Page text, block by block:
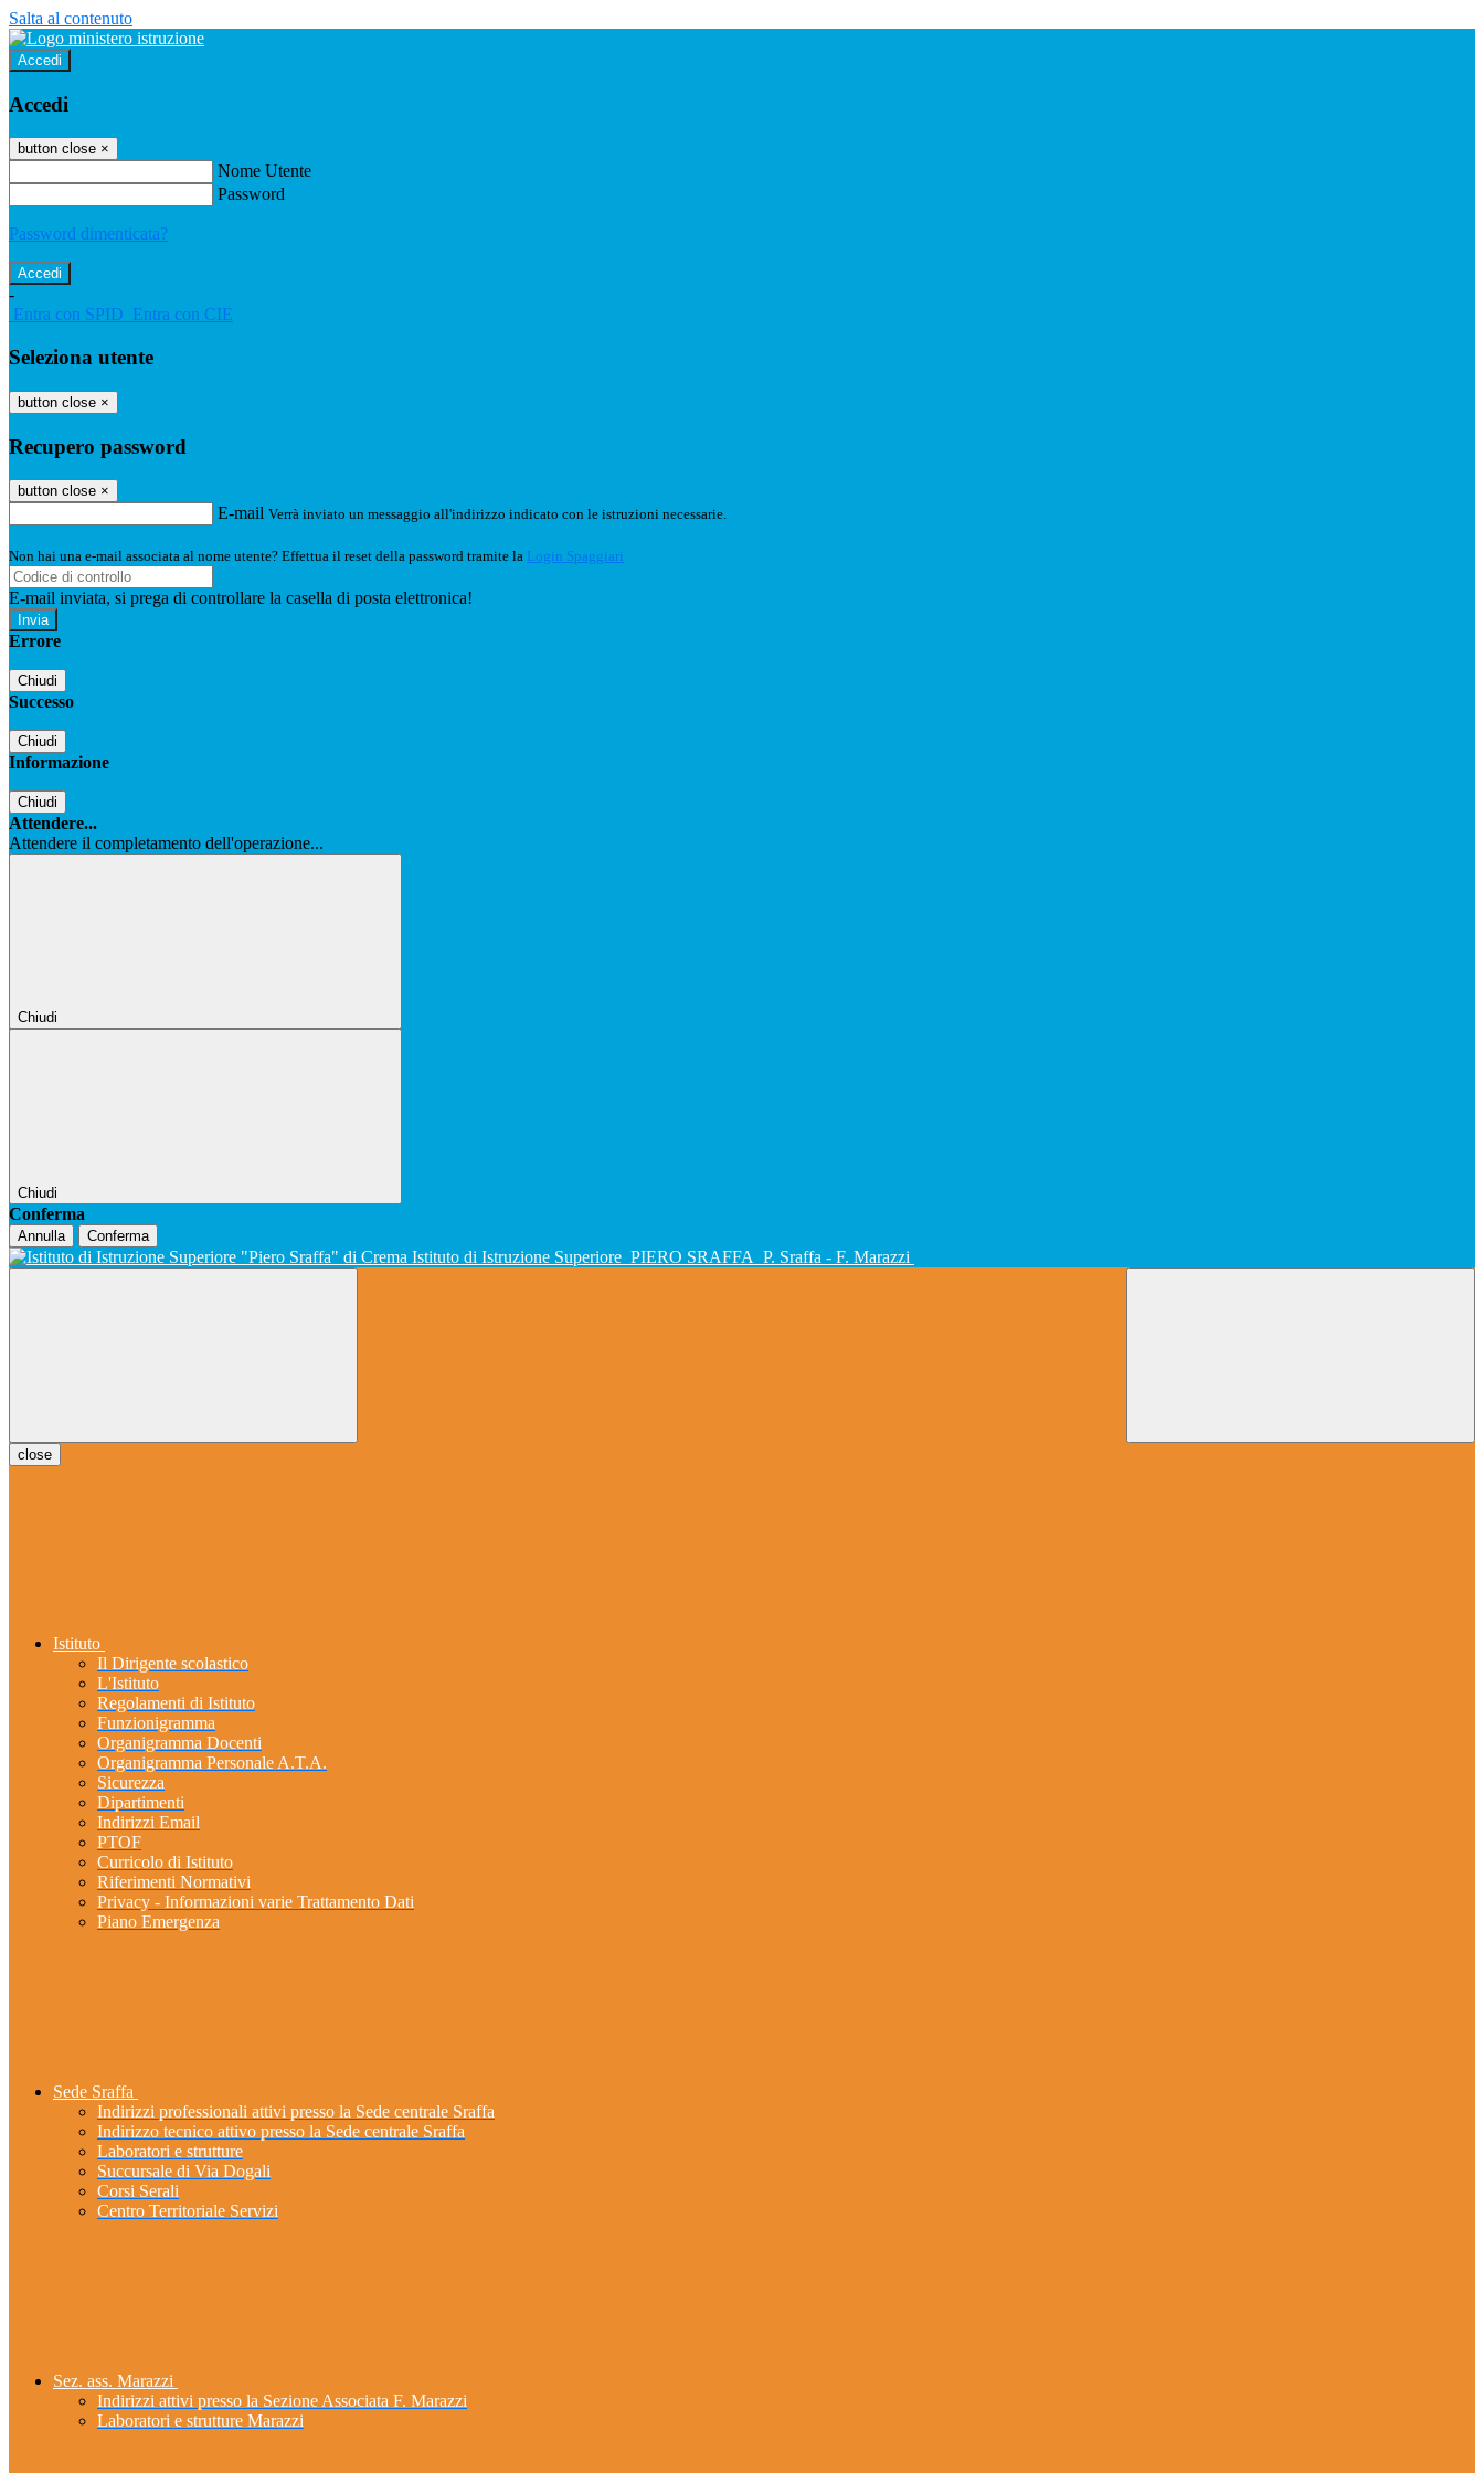
Salta al contenuto
Accedi
Accedi
button close ×
Nome Utente
Password
Password dimenticata?
-
Entra con SPID Entra con CIE
Seleziona utente
button close ×
Recupero password
button close ×
E-mail Verrà inviato un messaggio all'indirizzo indicato con le istruzioni necessarie.
Non hai una e-mail associata al nome utente? Effettua il reset della password tramite la Login Spaggiari
E-mail inviata, si prega di controllare la casella di posta elettronica!
Errore
Chiudi
Successo
Chiudi
Informazione
Chiudi
Attendere...
Attendere il completamento dell'operazione...
Chiudi
Chiudi
Conferma
Annulla Conferma
Istituto di Istruzione Superiore PIERO SRAFFA P. Sraffa - F. Marazzi
close
Istituto
Il Dirigente scolastico
L'Istituto
Regolamenti di Istituto
Funzionigramma
Organigramma Docenti
Organigramma Personale A.T.A.
Sicurezza
Dipartimenti
Indirizzi Email
PTOF
Curricolo di Istituto
Riferimenti Normativi
Privacy - Informazioni varie Trattamento Dati
Piano Emergenza
Sede Sraffa
Indirizzi professionali attivi presso la Sede centrale Sraffa
Indirizzo tecnico attivo presso la Sede centrale Sraffa
Laboratori e strutture
Succursale di Via Dogali
Corsi Serali
Centro Territoriale Servizi
Sez. ass. Marazzi
Indirizzi attivi presso la Sezione Associata F. Marazzi
Laboratori e strutture Marazzi